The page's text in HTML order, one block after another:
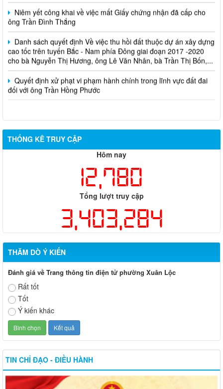
Niêm yết công khai về việc mất Giấy chứng nhận đã cấp cho
ông Trần Đình Thắng
Danh sách quyết định Về việc thu hồi đất thuộc dự án xây dựng
cao tốc trên tuyến Bắc - Nam phía Đông giai đoạn 2017 -2020
cho bà Nguyễn Thị Hương, ông Lê Văn Nhân, bà Trần Thị Bốn,...
Quyết định xử phạt vi phạm hành chính trong lĩnh vực đất đai
đối với ông Trần Hồng Phước
THỐNG KÊ TRUY CẬP
Hôm nay
12,780
Tổng lượt truy cập
3,403,284
THĂM DÒ Ý KIẾN
Đánh giá về Trang thông tin điện tử phường Xuân Lộc
Rất tốt
Tốt
Ý kiến khác
TIN CHỈ ĐẠO - ĐIỀU HÀNH